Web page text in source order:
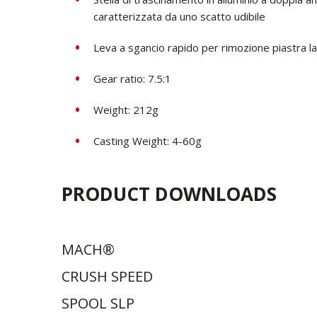
caratterizzata da uno scatto udibile
Leva a sgancio rapido per rimozione piastra
Gear ratio: 7.5:1
Weight: 212g
Casting Weight: 4-60g
PRODUCT DOWNLOADS
MACH®
CRUSH SPEED
SPOOL SLP